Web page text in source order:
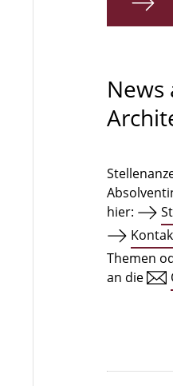
hier:
Themen
an die